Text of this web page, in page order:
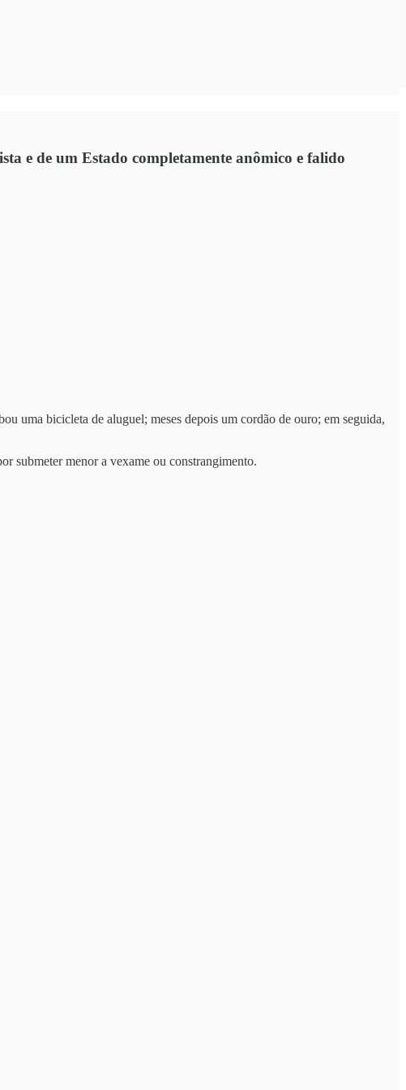
e de um Estado completamente anômico e falido
uma bicicleta de aluguel; meses depois um cordão de ouro; em seguida,
submeter menor a vexame ou constrangimento.